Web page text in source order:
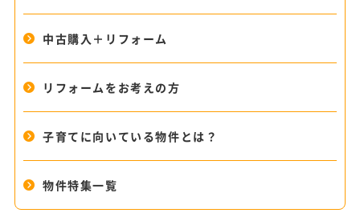
中古購入＋リフォーム
リフォームをお考えの方
子育てに向いている物件とは？
物件特集一覧